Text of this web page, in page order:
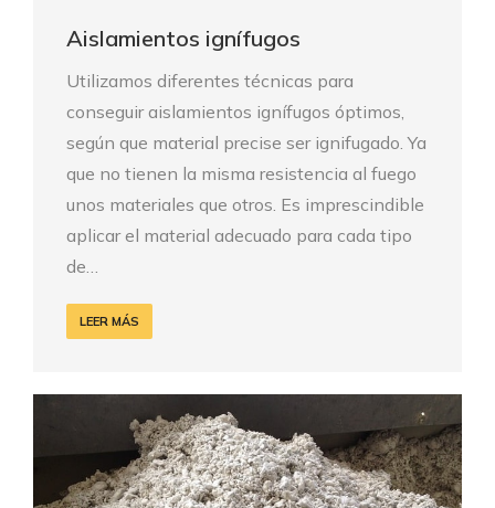
Aislamientos ignífugos
Utilizamos diferentes técnicas para
conseguir aislamientos ignífugos óptimos,
según que material precise ser ignifugado. Ya
que no tienen la misma resistencia al fuego
unos materiales que otros. Es imprescindible
aplicar el material adecuado para cada tipo
de…
LEER MÁS